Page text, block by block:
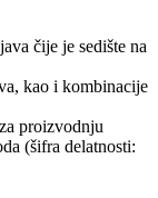
čije je sedište na
kao i kombinacije
proizvodnju
(šifra delatnosti: